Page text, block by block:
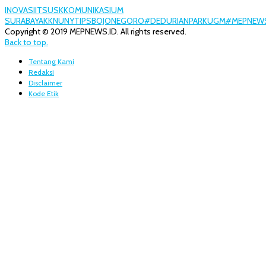
INOVASIITSUSKKOMUNIKASIUM
SURABAYAKKNUNYTIPSBOJONEGORO#DEDURIANPARKUGM
Copyright © 2019 MEPNEWS.ID. All rights reserved.
Back to top.
Tentang Kami
Redaksi
Disclaimer
Kode Etik